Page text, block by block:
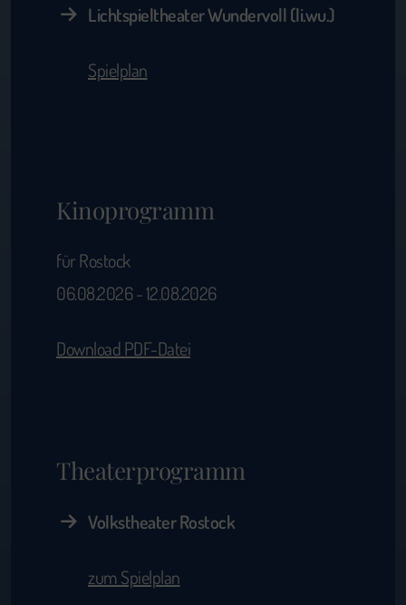
Lichtspieltheater Wundervoll (li.wu.)
Spielplan
Kinoprogramm
für Rostock
06.08.2026 - 12.08.2026
Download PDF-Datei
Theaterprogramm
Volkstheater Rostock
zum Spielplan